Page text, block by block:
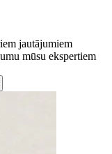
jautājumiem
mūsu ekspertiem